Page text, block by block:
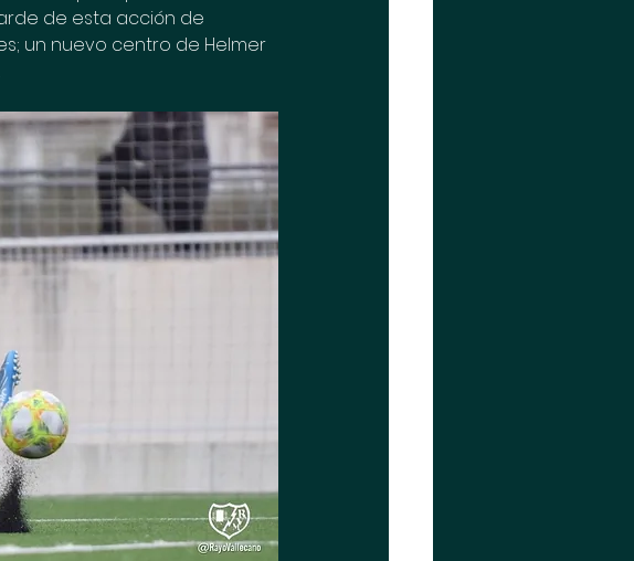
de esta acción de
un nuevo centro de Helmer